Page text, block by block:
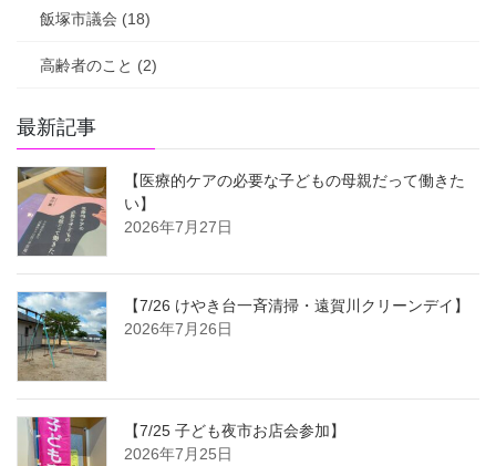
飯塚市議会 (18)
高齢者のこと (2)
最新記事
【医療的ケアの必要な子どもの母親だって働きた
い】
2026年7月27日
【7/26 けやき台一斉清掃・遠賀川クリーンデイ】
2026年7月26日
【7/25 子ども夜市お店会参加】
2026年7月25日